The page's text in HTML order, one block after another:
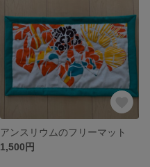
アンスリウムのフリーマット
1,500円